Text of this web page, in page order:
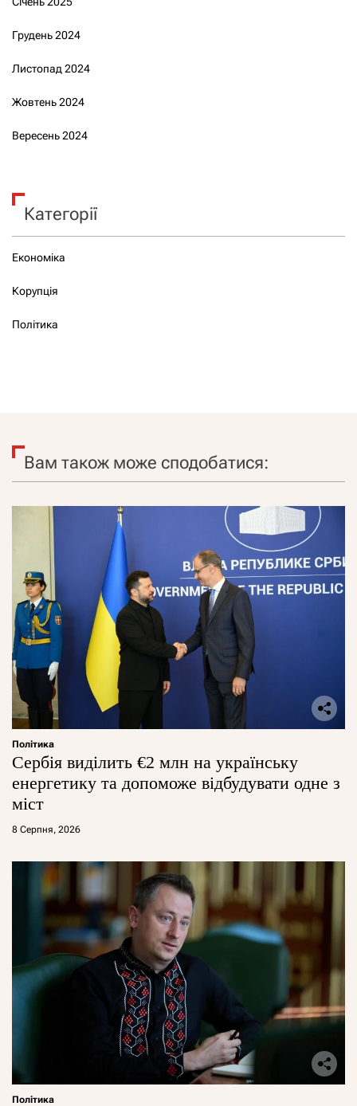
Грудень 2024
Листопад 2024
Жовтень 2024
Вересень 2024
Категорії
Економіка
Корупція
Політика
Вам також може сподобатися:
Політика
Сербія виділить €2 млн на українську
енергетику та допоможе відбудувати одне з
міст
8 Серпня, 2026
Політика